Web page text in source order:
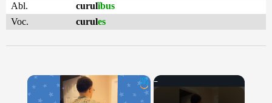
Abl.
curulĭbus
Voc.
curules
×